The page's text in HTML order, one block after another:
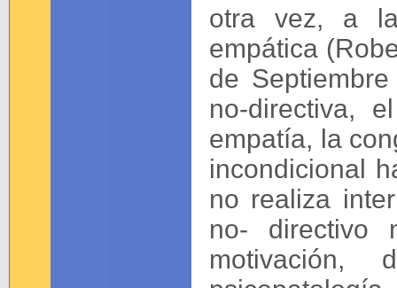
otra vez, a
empática
de
no-directiva,
empatía, la
incondicional
no realiza
no-